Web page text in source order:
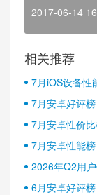
2017-06-14
相关推荐
7月iOS设备性
7月安卓好评
半壁江山
7月安卓性价
7月安卓性能
2026年Q2用
6月安卓好评